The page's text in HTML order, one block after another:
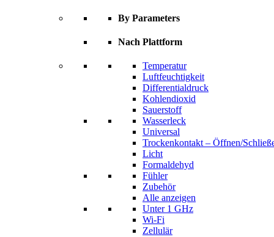
By Parameters
Nach Plattform
Temperatur
Luftfeuchtigkeit
Differentialdruck
Kohlendioxid
Sauerstoff
Wasserleck
Universal
Trockenkontakt – Öffnen/
Licht
Formaldehyd
Fühler
Zubehör
Alle anzeigen
Unter 1 GHz
Wi-Fi
Zellulär